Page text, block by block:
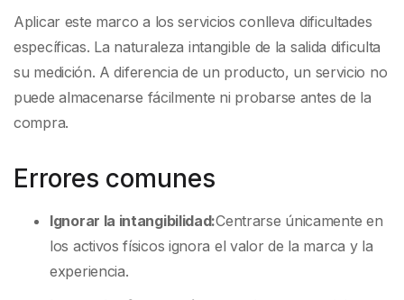
Aplicar este marco a los servicios conlleva dificultades
específicas. La naturaleza intangible de la salida dificulta
su medición. A diferencia de un producto, un servicio no
puede almacenarse fácilmente ni probarse antes de la
compra.
Errores comunes
Ignorar la intangibilidad:Centrarse únicamente en
los activos físicos ignora el valor de la marca y la
experiencia.